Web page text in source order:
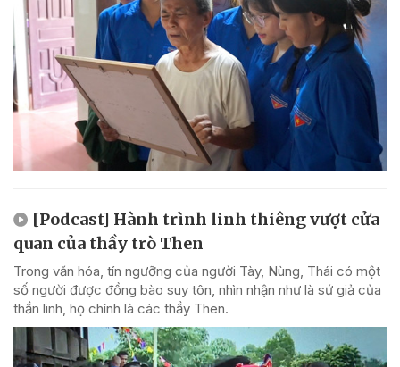
[Podcast] Hành trình linh thiêng vượt cửa
quan của thầy trò Then
Trong văn hóa, tín ngưỡng của người Tày, Nùng, Thái có một
số người được đồng bào suy tôn, nhìn nhận như là sứ giả của
thần linh, họ chính là các thầy Then.